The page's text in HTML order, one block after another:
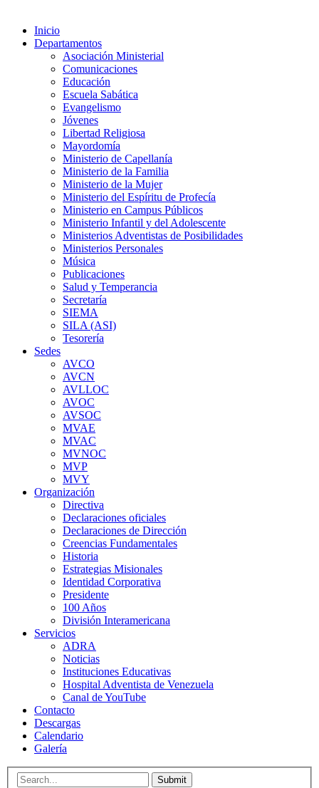
Inicio
Departamentos
Asociación Ministerial
Comunicaciones
Educación
Escuela Sabática
Evangelismo
Jóvenes
Libertad Religiosa
Mayordomía
Ministerio de Capellanía
Ministerio de la Familia
Ministerio de la Mujer
Ministerio del Espíritu de Profecía
Ministerio en Campus Públicos
Ministerio Infantil y del Adolescente
Ministerios Adventistas de Posibilidades
Ministerios Personales
Música
Publicaciones
Salud y Temperancia
Secretaría
SIEMA
SILA (ASI)
Tesorería
Sedes
AVCO
AVCN
AVLLOC
AVOC
AVSOC
MVAE
MVAC
MVNOC
MVP
MVY
Organización
Directiva
Declaraciones oficiales
Declaraciones de Dirección
Creencias Fundamentales
Historia
Estrategias Misionales
Identidad Corporativa
Presidente
100 Años
División Interamericana
Servicios
ADRA
Noticias
Instituciones Educativas
Hospital Adventista de Venezuela
Canal de YouTube
Contacto
Descargas
Calendario
Galería
Submit